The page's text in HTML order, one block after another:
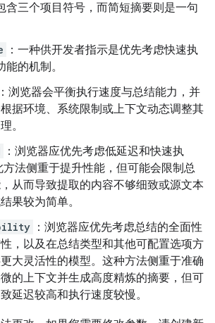
含三个项目符号，而简短摘要则是一句
：一种供开发者指示是优先考虑快速执
的机制。
：浏览器会平衡执行速度与总结能力，并
据环境、系统限制或上下文动态调整其
。
：浏览器应优先考虑低延迟和快速执
方法侧重于提升性能，但可能会限制总
从而导致提取的内容不够细致或源文本
果较为简单。
：浏览器应优先考虑总结的全面性
，以及在总结类型和其他可配置选项方
大灵活性的模型。这种方法侧重于准确
的上下文并生成高度精炼的摘要，但可
延迟较高和执行速度较慢。